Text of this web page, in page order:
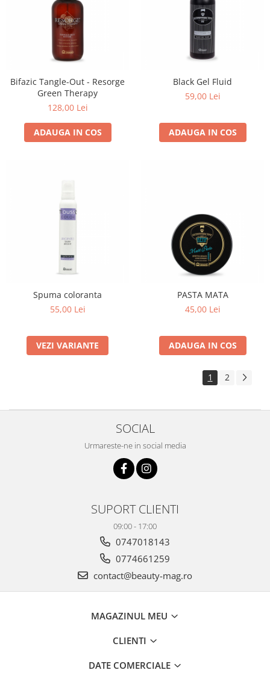
Bifazic Tangle-Out - Resorge
Green Therapy
128,00 Lei
ADAUGA IN COS
Black Gel Fluid
59,00 Lei
ADAUGA IN COS
Spuma coloranta
55,00 Lei
VEZI VARIANTE
PASTA MATA
45,00 Lei
ADAUGA IN COS
1 2
SOCIAL
Urmareste-ne in social media
SUPORT CLIENTI
09:00 - 17:00
0747018143
0774661259
contact@beauty-mag.ro
MAGAZINUL MEU
CLIENTI
DATE COMERCIALE